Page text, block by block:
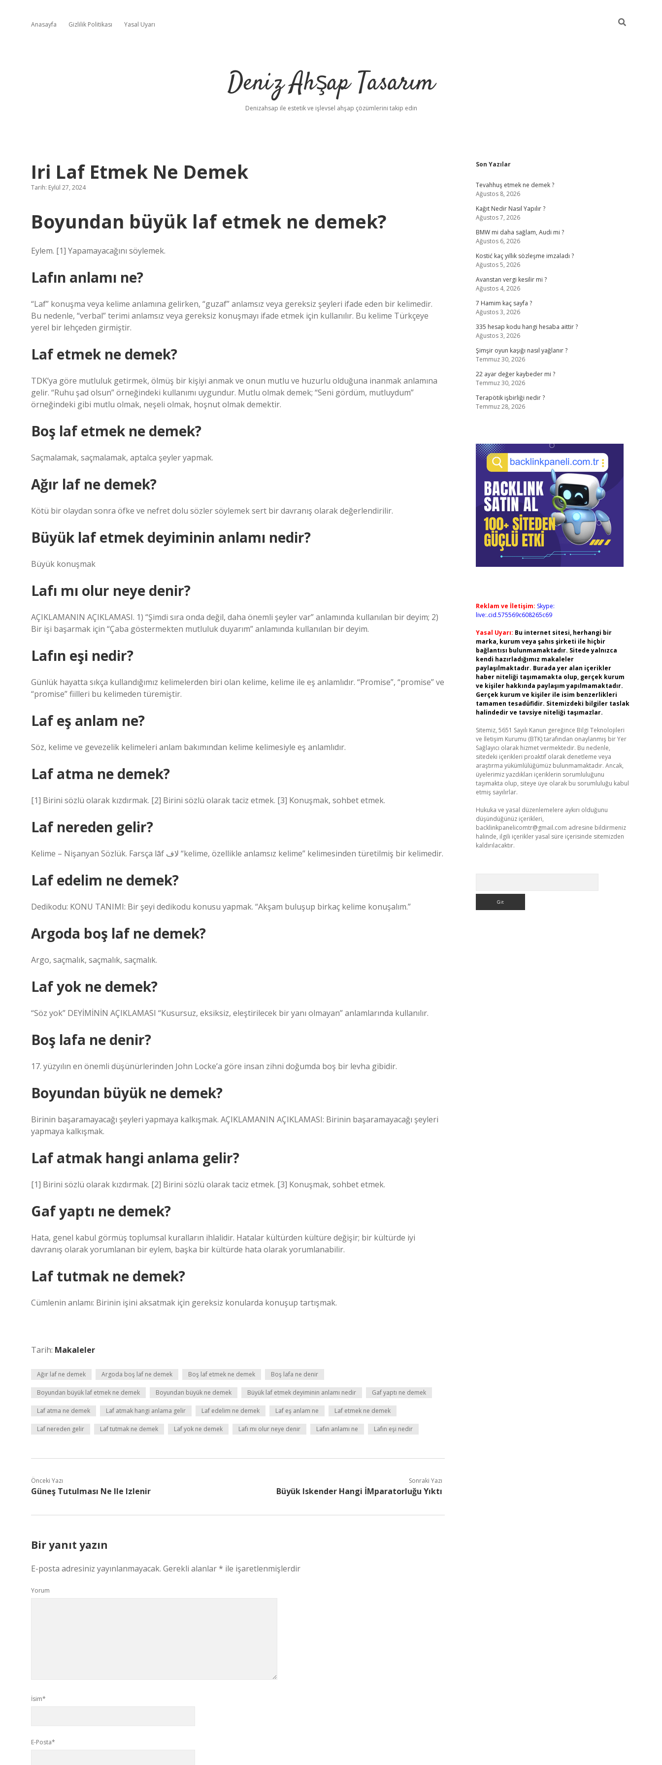
Anasayfa Gizlilik Politikası Yasal Uyarı
Deniz Ahşap Tasarım
Denizahsap ile estetik ve işlevsel ahşap çözümlerini takip edin
Iri Laf Etmek Ne Demek
Tarih: Eylül 27, 2024
Boyundan büyük laf etmek ne demek?
Eylem. [1] Yapamayacağını söylemek.
Lafın anlamı ne?
“Laf” konuşma veya kelime anlamına gelirken, “guzaf” anlamsız veya gereksiz şeyleri ifade eden bir kelimedir.
Bu nedenle, “verbal” terimi anlamsız veya gereksiz konuşmayı ifade etmek için kullanılır. Bu kelime Türkçeye
yerel bir lehçeden girmiştir.
Laf etmek ne demek?
TDK’ya göre mutluluk getirmek, ölmüş bir kişiyi anmak ve onun mutlu ve huzurlu olduğuna inanmak anlamına
gelir. “Ruhu şad olsun” örneğindeki kullanımı uygundur. Mutlu olmak demek; “Seni gördüm, mutluydum”
örneğindeki gibi mutlu olmak, neşeli olmak, hoşnut olmak demektir.
Boş laf etmek ne demek?
Saçmalamak, saçmalamak, aptalca şeyler yapmak.
Ağır laf ne demek?
Kötü bir olaydan sonra öfke ve nefret dolu sözler söylemek sert bir davranış olarak değerlendirilir.
Büyük laf etmek deyiminin anlamı nedir?
Büyük konuşmak
Lafı mı olur neye denir?
AÇIKLAMANIN AÇIKLAMASI. 1) “Şimdi sıra onda değil, daha önemli şeyler var” anlamında kullanılan bir deyim; 2)
Bir işi başarmak için “Çaba göstermekten mutluluk duyarım” anlamında kullanılan bir deyim.
Lafın eşi nedir?
Günlük hayatta sıkça kullandığımız kelimelerden biri olan kelime, kelime ile eş anlamlıdır. “Promise”, “promise” ve
“promise” fiilleri bu kelimeden türemiştir.
Laf eş anlam ne?
Söz, kelime ve gevezelik kelimeleri anlam bakımından kelime kelimesiyle eş anlamlıdır.
Laf atma ne demek?
[1] Birini sözlü olarak kızdırmak. [2] Birini sözlü olarak taciz etmek. [3] Konuşmak, sohbet etmek.
Laf nereden gelir?
Kelime – Nişanyan Sözlük. Farsça lāf لاف “kelime, özellikle anlamsız kelime” kelimesinden türetilmiş bir kelimedir.
Laf edelim ne demek?
Dedikodu: KONU TANIMI: Bir şeyi dedikodu konusu yapmak. “Akşam buluşup birkaç kelime konuşalım.”
Argoda boş laf ne demek?
Argo, saçmalık, saçmalık, saçmalık.
Laf yok ne demek?
“Söz yok” DEYİMİNİN AÇIKLAMASI “Kusursuz, eksiksiz, eleştirilecek bir yanı olmayan” anlamlarında kullanılır.
Boş lafa ne denir?
17. yüzyılın en önemli düşünürlerinden John Locke’a göre insan zihni doğumda boş bir levha gibidir.
Boyundan büyük ne demek?
Birinin başaramayacağı şeyleri yapmaya kalkışmak. AÇIKLAMANIN AÇIKLAMASI: Birinin başaramayacağı şeyleri
yapmaya kalkışmak.
Laf atmak hangi anlama gelir?
[1] Birini sözlü olarak kızdırmak. [2] Birini sözlü olarak taciz etmek. [3] Konuşmak, sohbet etmek.
Gaf yaptı ne demek?
Hata, genel kabul görmüş toplumsal kuralların ihlalidir. Hatalar kültürden kültüre değişir; bir kültürde iyi
davranış olarak yorumlanan bir eylem, başka bir kültürde hata olarak yorumlanabilir.
Laf tutmak ne demek?
Cümlenin anlamı: Birinin işini aksatmak için gereksiz konularda konuşup tartışmak.
Tarih: Makaleler
Ağır laf ne demek Argoda boş laf ne demek Boş laf etmek ne demek Boş lafa ne denir
Boyundan büyük laf etmek ne demek Boyundan büyük ne demek Büyük laf etmek deyiminin anlamı nedir Gaf yaptı ne demek
Laf atma ne demek Laf atmak hangi anlama gelir Laf edelim ne demek Laf eş anlam ne Laf etmek ne demek
Laf nereden gelir Laf tutmak ne demek Laf yok ne demek Lafı mı olur neye denir Lafın anlamı ne Lafın eşi nedir
Önceki Yazı
Güneş Tutulması Ne Ile Izlenir
Sonraki Yazı
Büyük Iskender Hangi İMparatorluğu Yıktı
Bir yanıt yazın
E-posta adresiniz yayınlanmayacak. Gerekli alanlar* ile işaretlenmişlerdir
Yorum
İsim*
E-Posta*
Sidebar
Son Yazılar
Tevahhuş etmek ne demek ?
Ağustos 8, 2026
Kağıt Nedir Nasıl Yapılır ?
Ağustos 7, 2026
BMW mi daha sağlam, Audi mi ?
Ağustos 6, 2026
Kostić kaç yıllık sözleşme imzaladı ?
Ağustos 5, 2026
Avanstan vergi kesilir mi ?
Ağustos 4, 2026
7 Hamim kaç sayfa ?
Ağustos 3, 2026
335 hesap kodu hangi hesaba aittir ?
Ağustos 3, 2026
Şimşir oyun kaşığı nasıl yağlanır ?
Temmuz 30, 2026
22 ayar değer kaybeder mi ?
Temmuz 30, 2026
Terapötik işbirliği nedir ?
Temmuz 28, 2026
Reklam ve İletişim: Skype:
live:.cid.575569c608265c69
Yasal Uyarı: Bu internet sitesi, herhangi bir
marka, kurum veya şahıs şirketi ile hiçbir
bağlantısı bulunmamaktadır. Sitede yalnızca
kendi hazırladığımız makaleler
paylaşılmaktadır. Burada yer alan içerikler
haber niteliği taşımamakta olup, gerçek kurum
ve kişiler hakkında paylaşım yapılmamaktadır.
Gerçek kurum ve kişiler ile isim benzerlikleri
tamamen tesadüfidir. Sitemizdeki bilgiler taslak
halindedir ve tavsiye niteliği taşımazlar.
Sitemiz, 5651 Sayılı Kanun gereğince Bilgi Teknolojileri
ve İletişim Kurumu (BTK) tarafından onaylanmış bir Yer
Sağlayıcı olarak hizmet vermektedir. Bu nedenle,
sitedeki içerikleri proaktif olarak denetleme veya
araştırma yükümlülüğümüz bulunmamaktadır. Ancak,
üyelerimiz yazdıkları içeriklerin sorumluluğunu
taşımakta olup, siteye üye olarak bu sorumluluğu kabul
etmiş sayılırlar.
Hukuka ve yasal düzenlemelere aykırı olduğunu
düşündüğünüz içerikleri,
backlinkpanelicomtr@gmail.com adresine bildirmeniz
halinde, ilgili içerikler yasal süre içerisinde sitemizden
kaldırılacaktır.